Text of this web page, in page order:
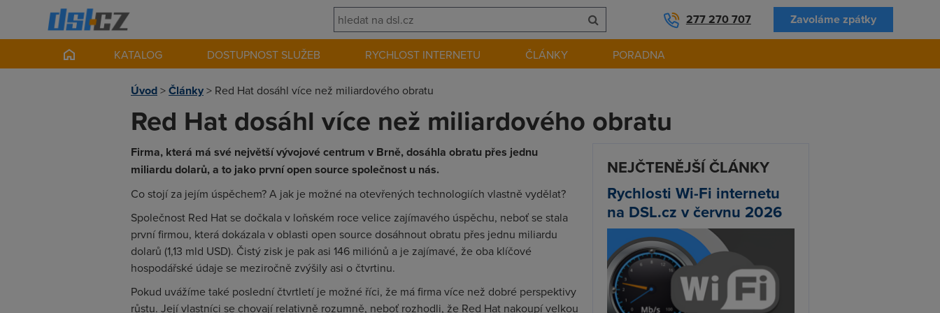
277 270 707 Zavoláme zpátky
KATALOG DOSTUPNOST SLUŽEB RYCHLOST INTERNETU ČLÁNKY PORADNA
Úvod>Články> Red Hat dosáhl více než miliardového obratu
Red Hat dosáhl více než miliardového obratu
Firma, která má své největší vývojové centrum v Brně, dosáhla obratu přes jednu
miliardu dolarů, a to jako první open source společnost u nás.
Co stojí za jejím úspěchem? A jak je možné na otevřených technologiích vlastně vydělat?
Společnost Red Hat se dočkala v loňském roce velice zajímavého úspěchu, neboť se stala
první firmou, která dokázala v oblasti open source dosáhnout obratu přes jednu miliardu
dolarů (1,13 mld USD). Čistý zisk je pak asi 146 miliónů a je zajímavé, že oba klíčové
hospodářské údaje se meziročně zvýšily asi o čtvrtinu.
Pokud uvážíme také poslední čtvrtletí je možné říci, že má firma více než dobré perspektivy
růstu. Její vlastníci se chovají relativně rozumně, neboť rozhodli, že Red Hat nakoupí velkou
NEJČTENĚJŠÍ ČLÁNKY
Rychlosti Wi-Fi internetu
na DSL.cz v červnu 2026